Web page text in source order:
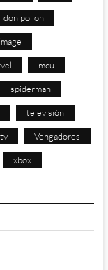
don pollon
image
mcu
spiderman
televisión
tv Vengadores
xbox